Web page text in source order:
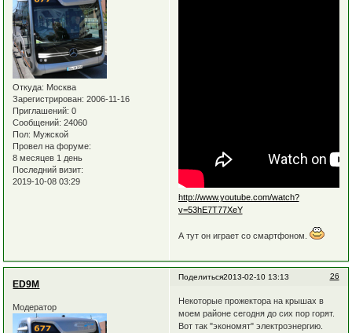
Откуда: Москва
Зарегистрирован: 2006-11-16
Приглашений: 0
Сообщений: 24060
Пол: Мужской
Провел на форуме:
8 месяцев 1 день
Последний визит:
2019-10-08 03:29
http://www.youtube.com/watch?
v=53hE7T77XeY
А тут он играет со смартфоном.
Поделиться 26
2013-02-10 13:13
ED9M
Модератор
Некоторые прожектора на крышах в
моем районе сегодня до сих пор горят.
Вот так "экономят" электроэнергию.